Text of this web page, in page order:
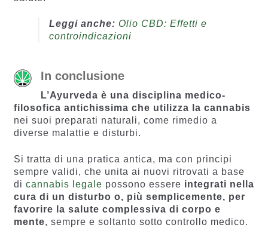
Leggi anche: Olio CBD: Effetti e
controindicazioni
In conclusione
L’Ayurveda è una disciplina medico-
filosofica antichissima che utilizza la cannabis
nei suoi preparati naturali, come rimedio a
diverse malattie e disturbi.
Si tratta di una pratica antica, ma con principi
sempre validi, che unita ai nuovi ritrovati a base
di cannabis legale possono essere integrati nella
cura di un disturbo o, più semplicemente, per
favorire la salute complessiva di corpo e
mente, sempre e soltanto sotto controllo medico.